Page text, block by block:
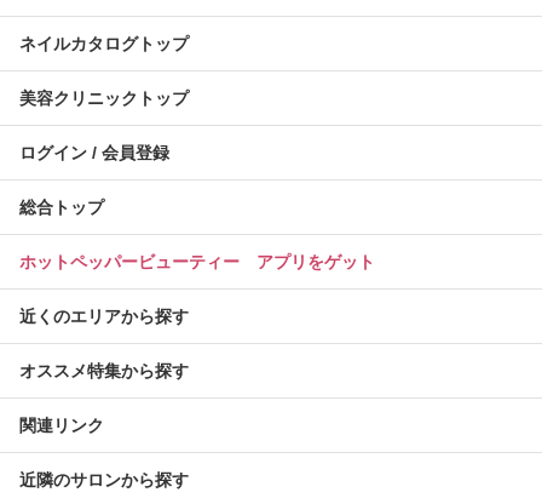
ネイルカタログトップ
美容クリニックトップ
ログイン / 会員登録
総合トップ
ホットペッパービューティー アプリをゲット
近くのエリアから探す
オススメ特集から探す
関連リンク
近隣のサロンから探す